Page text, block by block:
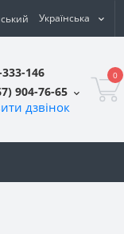
Українська
146
904-76-65
дзвінок
0